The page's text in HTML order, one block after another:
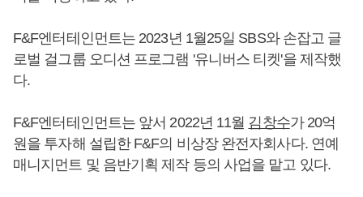
F&F엔터테인먼트는 2023년 1월25일 SBS와 손잡고 글
로벌 걸그룹 오디션 프로그램 '유니버스 티켓'을 제작했
다.
F&F엔터테인먼트는 앞서 2022년 11월 김창수가 20억
원을 투자해 설립한 F&F의 비상장 완전자회사다. 연예
매니지먼트 및 음반기획 제작 등의 사업을 맡고 있다.